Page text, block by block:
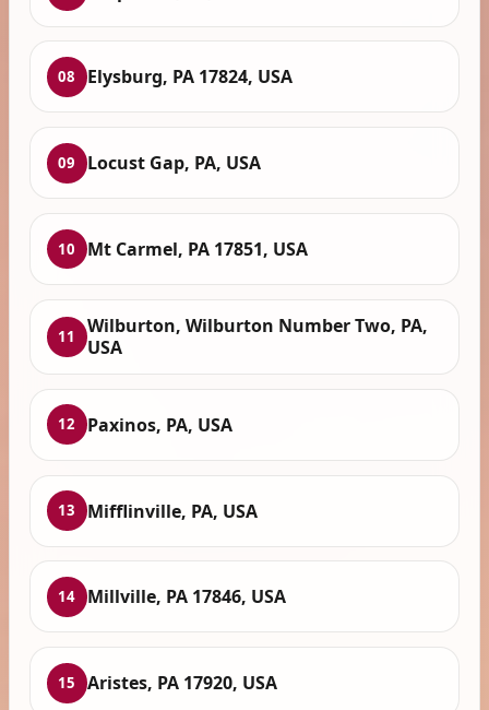
08 Elysburg, PA 17824, USA
09 Locust Gap, PA, USA
10 Mt Carmel, PA 17851, USA
11
Wilburton, Wilburton Number Two, PA,
USA
12 Paxinos, PA, USA
13 Mifflinville, PA, USA
14 Millville, PA 17846, USA
15 Aristes, PA 17920, USA